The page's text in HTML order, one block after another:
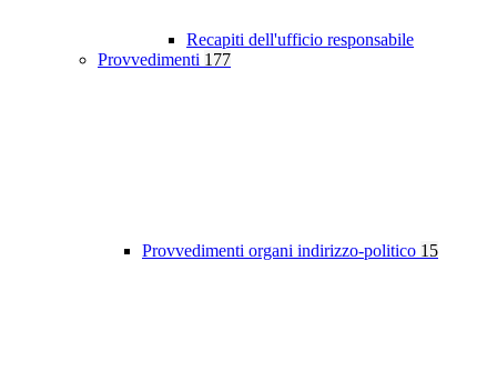
Recapiti dell'ufficio responsabile
Provvedimenti 177
Provvedimenti organi indirizzo-politico 15